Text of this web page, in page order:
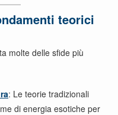
teorici
molte delle sfide più
: Le teorie tradizionali
di energia esotiche per